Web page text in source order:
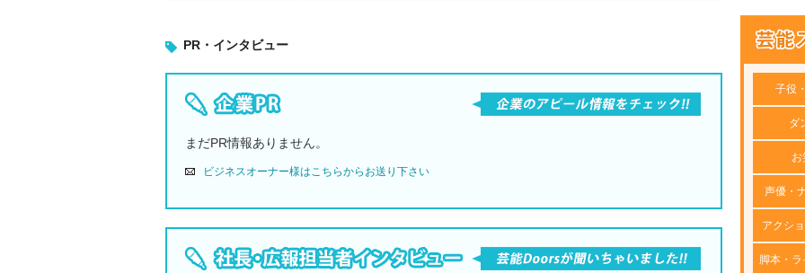
PR・インタビュー
まだPR情報ありません。
ビジネスオーナー様はこちらからお送り下さい
子役
ダ
お
声優・
アクシ
脚本・